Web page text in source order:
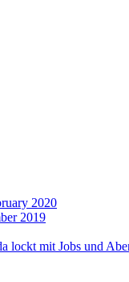
2020
2019
lockt mit Jobs und